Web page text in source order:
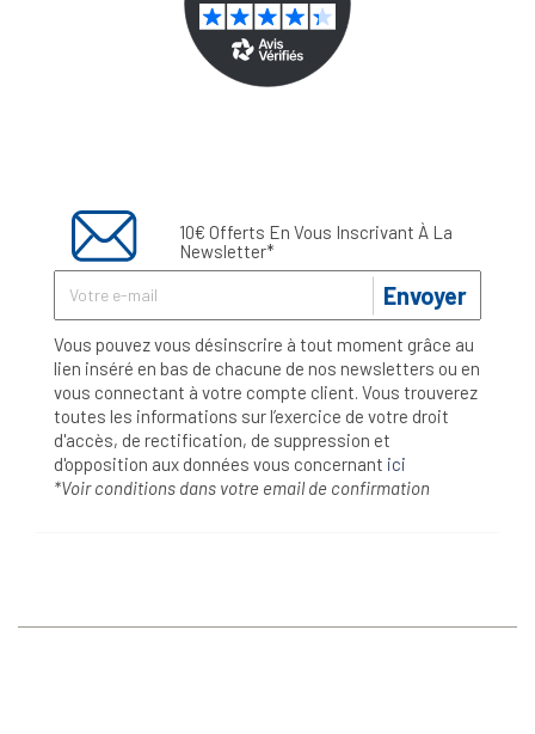
10€ Offerts En Vous Inscrivant À La
Newsletter*
Envoyer
Vous pouvez vous désinscrire à tout moment grâce au
lien inséré en bas de chacune de nos newsletters ou en
vous connectant à votre compte client. Vous trouverez
toutes les informations sur l’exercice de votre droit
d'accès, de rectification, de suppression et
d'opposition aux données vous concernant ici
*Voir conditions dans votre email de confirmation